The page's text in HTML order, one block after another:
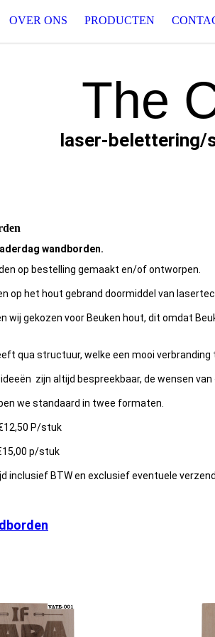
OVER ONS PRODUCTEN
The
laser-belettering/
wandborden.
op bestelling gemaakt en/of ontworpen.
op het hout gebrand doormiddel van
wij gekozen voor Beuken hout, dit omdat
qua structuur, welke een mooi verbranding
zijn altijd bespreekbaar, de wensen
we standaard in twee formaten.
P/stuk
p/stuk
inclusief BTW en exclusief eventuele